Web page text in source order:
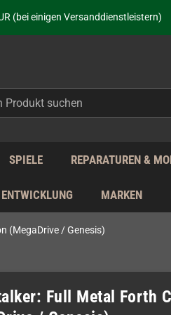
(bei einigen Versanddienstleistern)
für neue Retro-Hardware!
- zollfrei innerhalb der EU!
SPIELE REPARATUREN &
MARKEN
(MegaDrive / Genesis)
Full Metal Forth